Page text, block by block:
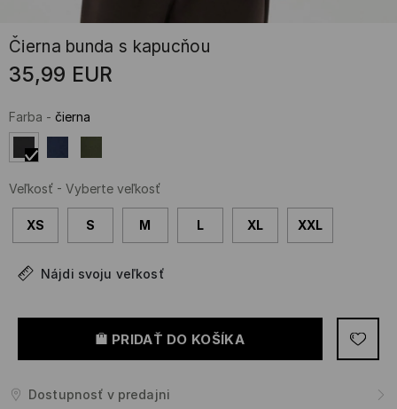
Čierna bunda s kapucňou
35,99 EUR
Farba - čierna
Veľkosť - Vyberte veľkosť
XS S M L XL XXL
Nájdi svoju veľkosť
PRIDAŤ DO KOŠÍKA
Dostupnosť v predajni